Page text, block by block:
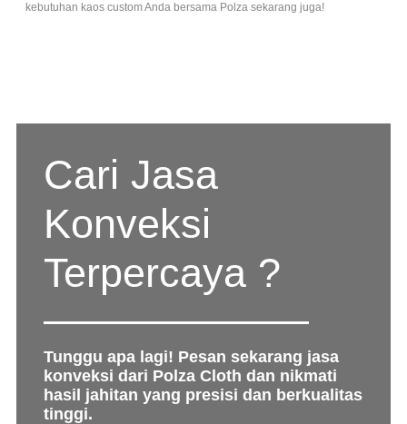
kebutuhan kaos custom Anda bersama Polza sekarang juga!
Cari Jasa
Konveksi
Terpercaya ?
Tunggu apa lagi! Pesan sekarang jasa
konveksi dari Polza Cloth dan nikmati
hasil jahitan yang presisi dan berkualitas
tinggi.